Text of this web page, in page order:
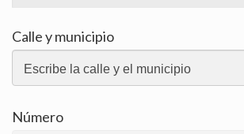
Calle y municipio
Número